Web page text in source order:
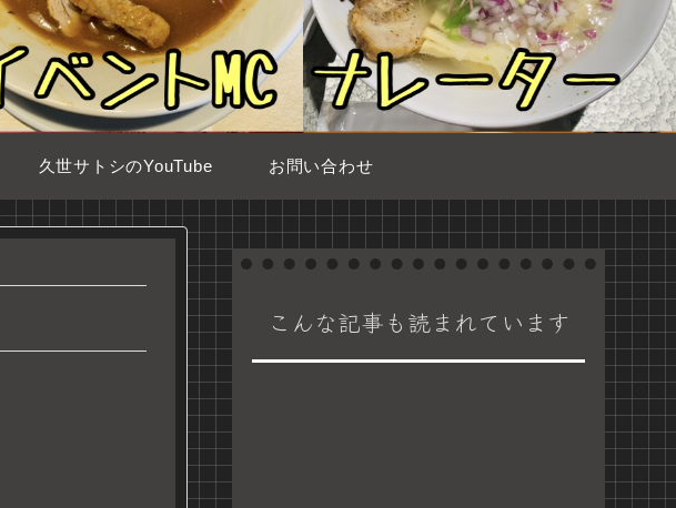
久世サトシのYouTube お問い合わせ
こんな記事も読まれています